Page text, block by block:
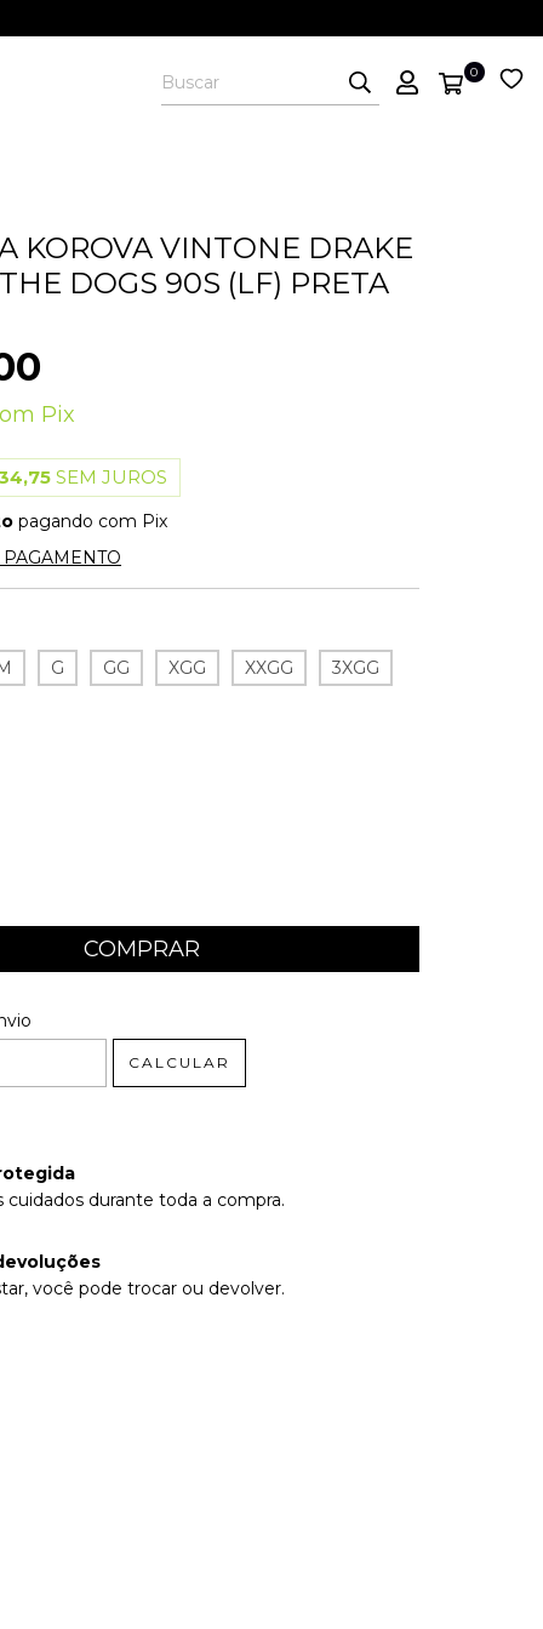
0
KOROVA VINTONE DRAKE
DOGS 90S (LF) PRETA
Pix
SEM JUROS
pagando com Pix
G GG XGG XXGG 3XGG
CALCULAR
cuidados durante toda a compra.
você pode trocar ou devolver.